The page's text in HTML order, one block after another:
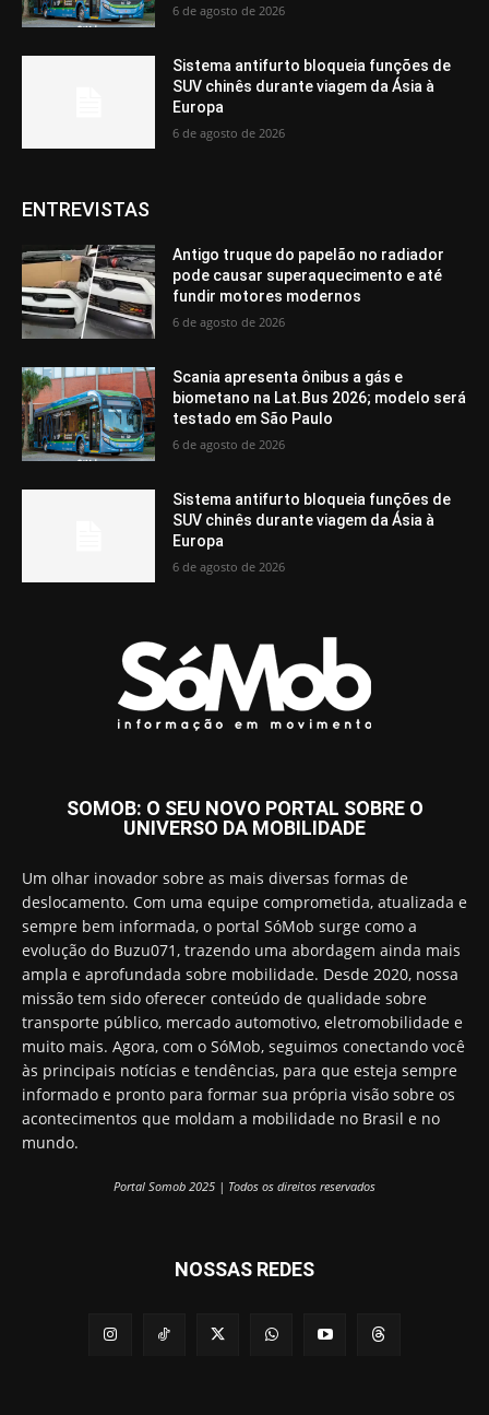
6 de agosto de 2026
Sistema antifurto bloqueia funções de
SUV chinês durante viagem da Ásia à
Europa
6 de agosto de 2026
ENTREVISTAS
Antigo truque do papelão no radiador
pode causar superaquecimento e até
fundir motores modernos
6 de agosto de 2026
Scania apresenta ônibus a gás e
biometano na Lat.Bus 2026; modelo será
testado em São Paulo
6 de agosto de 2026
Sistema antifurto bloqueia funções de
SUV chinês durante viagem da Ásia à
Europa
6 de agosto de 2026
SOMOB: O SEU NOVO PORTAL SOBRE O
UNIVERSO DA MOBILIDADE
Um olhar inovador sobre as mais diversas formas de
deslocamento. Com uma equipe comprometida, atualizada e
sempre bem informada, o portal SóMob surge como a
evolução do Buzu071, trazendo uma abordagem ainda mais
ampla e aprofundada sobre mobilidade. Desde 2020, nossa
missão tem sido oferecer conteúdo de qualidade sobre
transporte público, mercado automotivo, eletromobilidade e
muito mais. Agora, com o SóMob, seguimos conectando você
às principais notícias e tendências, para que esteja sempre
informado e pronto para formar sua própria visão sobre os
acontecimentos que moldam a mobilidade no Brasil e no
mundo.
Portal Somob 2025 | Todos os direitos reservados
NOSSAS REDES